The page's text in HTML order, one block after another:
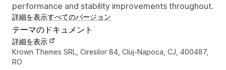
performance and stability improvements throughout.
詳細を表示すべてのバージョン
テーマのドキュメント
詳細を表示
デザイナーの連絡先情報
Krown Themes SRL, Ciresilor 84, Cluj-Napoca, CJ, 400487,
RO